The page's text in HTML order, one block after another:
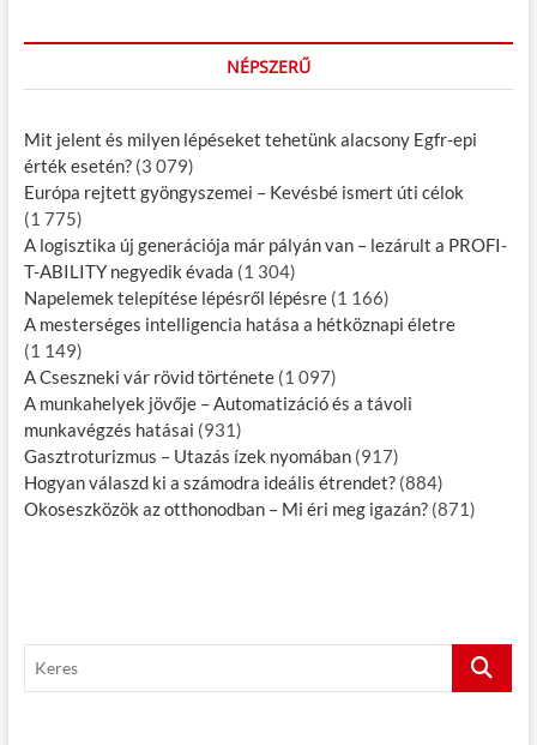
a
g
á
c
i
ó
NÉPSZERŰ
Mit jelent és milyen lépéseket tehetünk alacsony Egfr-epi
érték esetén? (3 079)
Európa rejtett gyöngyszemei – Kevésbé ismert úti célok
(1 775)
A logisztika új generációja már pályán van – lezárult a PROFI-
T-ABILITY negyedik évada (1 304)
Napelemek telepítése lépésről lépésre (1 166)
A mesterséges intelligencia hatása a hétköznapi életre
(1 149)
A Cseszneki vár rövid története (1 097)
A munkahelyek jövője – Automatizáció és a távoli
munkavégzés hatásai (931)
Gasztroturizmus – Utazás ízek nyomában (917)
Hogyan válaszd ki a számodra ideális étrendet? (884)
Okoseszközök az otthonodban – Mi éri meg igazán? (871)